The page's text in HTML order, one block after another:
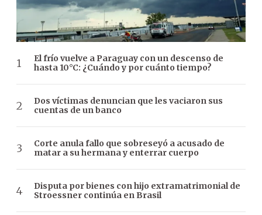
El frío vuelve a Paraguay con un descenso de
hasta 10°C: ¿Cuándo y por cuánto tiempo?
Dos víctimas denuncian que les vaciaron sus
cuentas de un banco
Corte anula fallo que sobreseyó a acusado de
matar a su hermana y enterrar cuerpo
Disputa por bienes con hijo extramatrimonial de
Stroessner continúa en Brasil